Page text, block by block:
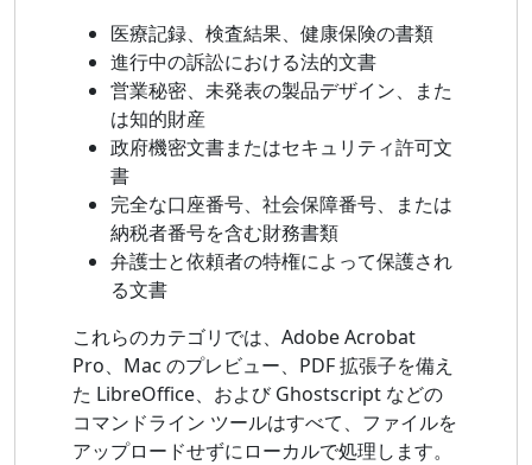
医療記録、検査結果、健康保険の書類
進行中の訴訟における法的文書
営業秘密、未発表の製品デザイン、また
は知的財産
政府機密文書またはセキュリティ許可文
書
完全な口座番号、社会保障番号、または
納税者番号を含む財務書類
弁護士と依頼者の特権によって保護され
る文書
これらのカテゴリでは、Adobe Acrobat
Pro、Mac のプレビュー、PDF 拡張子を備え
た LibreOffice、および Ghostscript などの
コマンドライン ツールはすべて、ファイルを
アップロードせずにローカルで処理します。